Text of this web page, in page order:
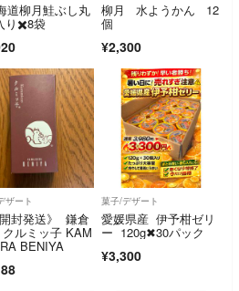
道柳月鮭ぶし丸
り✖️8袋
柳月 水ようかん 12
個
¥2,300
ザート
開封発送》 鎌倉
ルミッ子 KAM
BENIYA
菓子/デザート
愛媛県産 伊予柑ゼリ
ー 120g✖︎30パック
¥3,300